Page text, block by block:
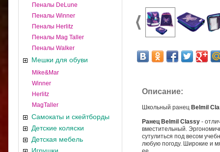
Пеналы DeLune
Пеналы Winner
Пеналы Herlitz
Пеналы Mag Taller
Пеналы Walker
Мешки для обуви
Mike&Mar
Winner
Herlitz
MagTaller
Самокаты и скейтборды
Детские коляски
Детская мебель
Описание:
Школьный ранец Belmil
Ранец Belmil Classy -
вместительный.
сутулиться под весом
любую погоду. Широкие и